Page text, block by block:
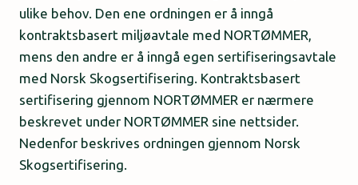
ulike behov. Den ene ordningen er å inngå
kontraktsbasert miljøavtale med NORTØMMER,
mens den andre er å inngå egen sertifiseringsavtale
med Norsk Skogsertifisering. Kontraktsbasert
sertifisering gjennom NORTØMMER er nærmere
beskrevet under NORTØMMER sine nettsider.
Nedenfor beskrives ordningen gjennom Norsk
Skogsertifisering.